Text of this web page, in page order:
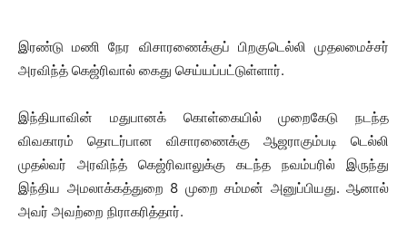
இரண்டு மணி நேர விசாரணைக்குப் பிறகுடெல்லி முதலமைச்சர்
அரவிந்த் கெஜ்ரிவால் கைது செய்யப்பட்டுள்ளார்.
இந்தியாவின் மதுபானக் கொள்கையில் முறைகேடு நடந்த
விவகாரம் தொடர்பான விசாரணைக்கு ஆஜராகும்படி டெல்லி
முதல்வர் அரவிந்த் கெஜ்ரிவாலுக்கு கடந்த நவம்பரில் இருந்து
இந்திய அமலாக்கத்துறை 8 முறை சம்மன் அனுப்பியது. ஆனால்
அவர் அவற்றை நிராகரித்தார்.